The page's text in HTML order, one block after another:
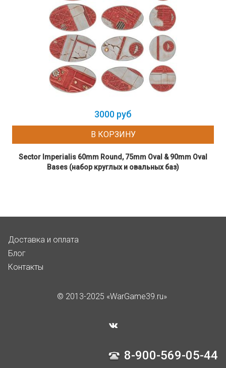
3000 руб
В КОРЗИНУ
Sector Imperialis 60mm Round, 75mm Oval & 90mm Oval
Bases (набор круглых и овальных баз)
Доставка и оплата
Блог
Контакты
© 2013-2025 «WarGame39.ru»
8-900-569-05-44